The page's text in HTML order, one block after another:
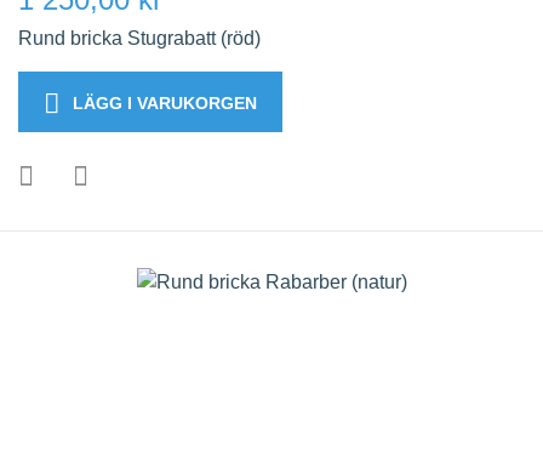
Rund bricka Stugrabatt (röd)
LÄGG I VARUKORGEN